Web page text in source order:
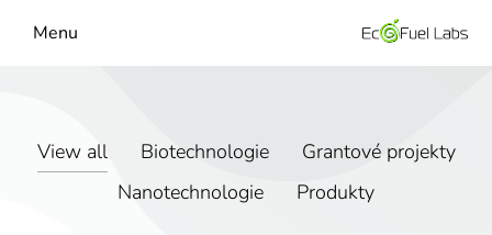
Menu
View all Biotechnologie
Grantové projekty
Nanotechnologie
Produkty